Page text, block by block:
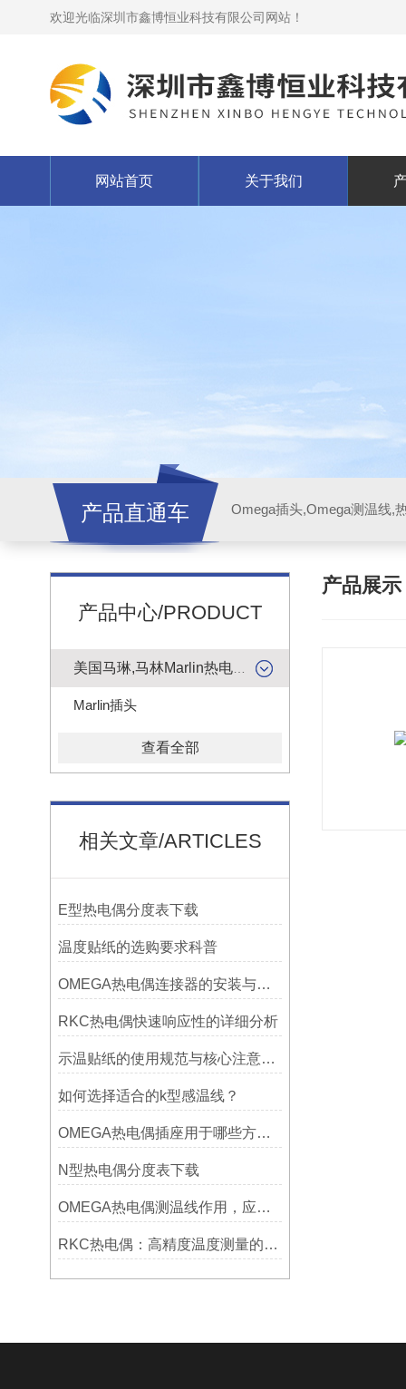
欢迎光临深圳市鑫博恒业科技有限公司网站！
网站首页 关于我们
产品直通车
产品中心/PRODUCT
Marlin插头
查看全部
相关文章/ARTICLES
E型热电偶分度表下载
温度贴纸的选购要求科普
OMEGA热电偶连接器的安装与调试
RKC热电偶快速响应性的详细分析
示温贴纸的使用规范与核心注意事项解读
如何选择适合的k型感温线？
OMEGA热电偶插座用于哪些方面？
N型热电偶分度表下载
OMEGA热电偶测温线作用，应用领域
RKC热电偶：高精度温度测量的理想选择
产品展示